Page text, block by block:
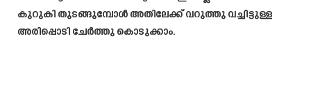
കുറുകി തുടങ്ങുമ്പോൾ അതിലേക്ക് വറുത്തു വച്ചിട്ടുള്ള
അരിപ്പൊടി ചേർത്തു കൊടുക്കാം.